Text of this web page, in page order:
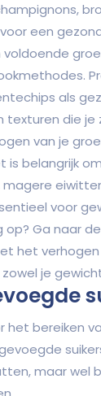
een
als
texturen die
van je
is belangrijk
magere
voor
op? Ga naar
het
je
het bereiken
maar wel